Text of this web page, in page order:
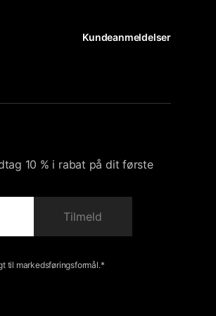
Kundeanmeldelser
10 % i rabat på dit første
Tilmeld
til markedsføringsformål.*